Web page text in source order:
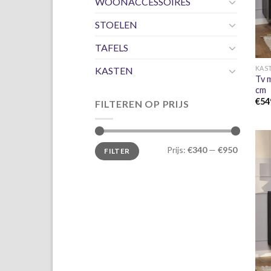
STOELEN
TAFELS
KASTEN
FILTEREN OP PRIJS
Min.
prijs
Max.
prijsFILTER Prijs: €340— €950
Tv
cm
€